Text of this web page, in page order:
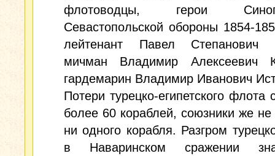
флотоводцы, герои
Севастопольской обороны 1854-
лейтенант Павел Степанович
мичман Владимир Алексеевич
гардемарин Владимир Иванович
Потери турецко-египетского флота
более 60 кораблей, союзники же не
ни одного корабля. Разгром
в Наваринском сражении